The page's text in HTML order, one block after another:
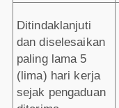
Ditindaklanjuti
dan diselesaikan
paling lama 5
(lima) hari kerja
sejak pengaduan